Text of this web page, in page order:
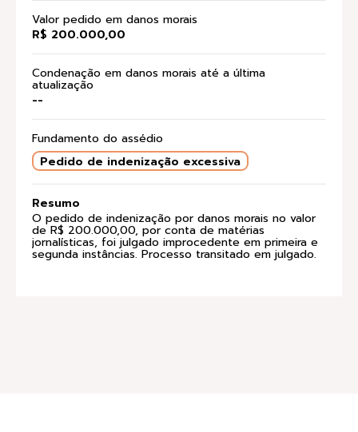
Valor pedido em danos morais
R$ 200.000,00
Condenação em danos morais até a última
atualização
--
Fundamento do assédio
Pedido de indenização excessiva
Resumo
O pedido de indenização por danos morais no valor
de R$ 200.000,00, por conta de matérias
jornalísticas, foi julgado improcedente em primeira e
segunda instâncias. Processo transitado em julgado.